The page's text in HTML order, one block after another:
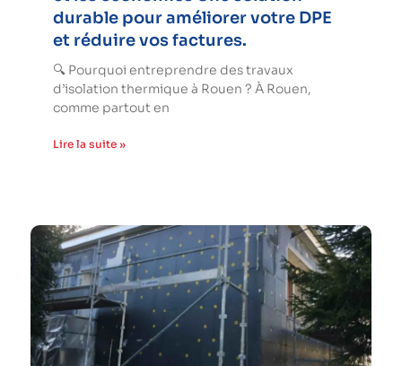
durable pour améliorer votre DPE
et réduire vos factures.
🔍 Pourquoi entreprendre des travaux
d’isolation thermique à Rouen ? À Rouen,
comme partout en
Lire la suite »